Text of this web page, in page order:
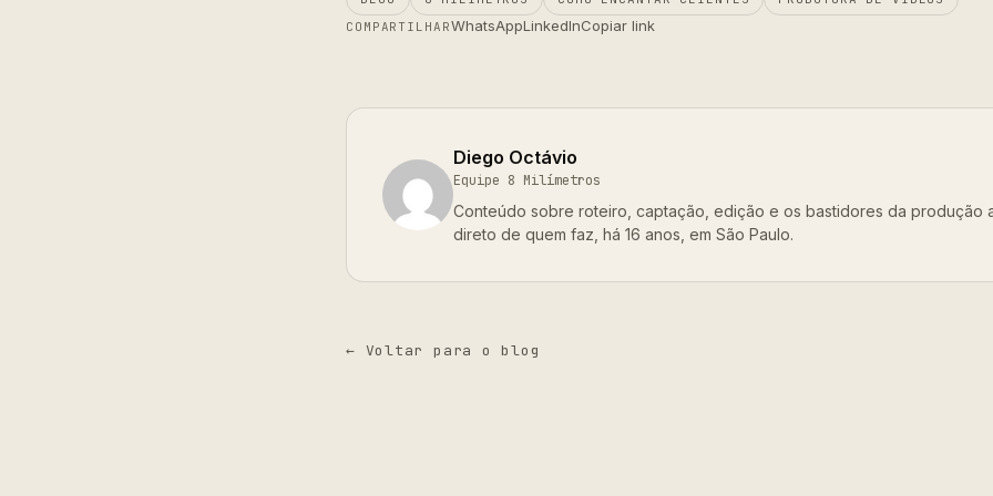
COMPARTILHARWhatsAppLinkedInCopiar link
Diego Octávio
Equipe 8 Milímetros
Conteúdo sobre roteiro, captação, edição e os bastidores da produção
direto de quem faz, há 16 anos, em São Paulo.
← Voltar para o blog